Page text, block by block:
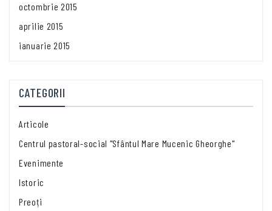
octombrie 2015
aprilie 2015
ianuarie 2015
CATEGORII
Articole
Centrul pastoral-social "Sfântul Mare Mucenic Gheorghe"
Evenimente
Istoric
Preoți